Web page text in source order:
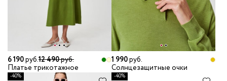
6 190руб.12 490руб.
Платье трикотажное
1 990руб.
Солнцезащитные очки
-40% -40%